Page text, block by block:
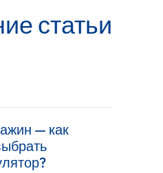
статьи
— как